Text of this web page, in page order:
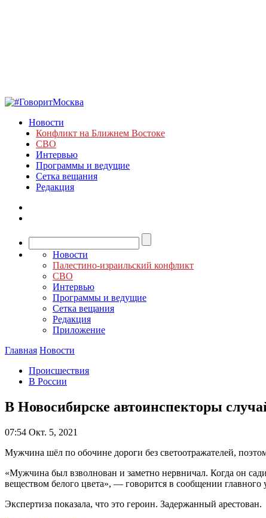
Новости
Конфликт на Ближнем Востоке
СВО
Интервью
Программы и ведущие
Сетка вещания
Редакция
Новости
Палестино-израильский конфликт
СВО
Интервью
Программы и ведущие
Сетка вещания
Редакция
Приложение
Главная Новости
Происшествия
В России
В Новосибирске автоинспекторы
07:54 Окт. 5, 2021
Мужчина шёл по обочине дороги без светоотражателей,
«Мужчина был взволнован и заметно нервничал. Когда он
веществом белого цвета», — говорится в сообщении
Экспертиза показала, что это героин. Задержанный арестован.